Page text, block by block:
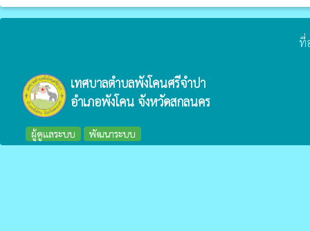
ที่
เทศบาลตำบลพังโคนศรีจำปา
อำเภอพังโคน จังหวัดสกลนคร
ผู้ดูแลระบบ พัฒนาระบบ